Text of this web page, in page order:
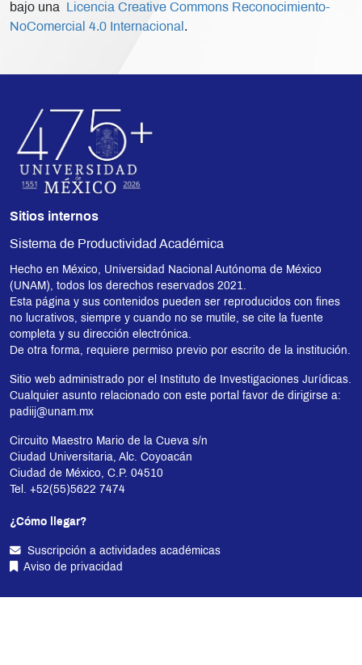
bajo una
Licencia Creative Commons Reconocimiento-
NoComercial 4.0 Internacional .
Sitios internos
Sistema de Productividad Académica
Hecho en México, Universidad Nacional Autónoma de México
(UNAM), todos los derechos reservados 2021.
Esta página y sus contenidos pueden ser reproducidos con fines
no lucrativos, siempre y cuando no se mutile, se cite la fuente
completa y su dirección electrónica.
De otra forma, requiere permiso previo por escrito de la institución.
Sitio web administrado por el Instituto de Investigaciones Jurídicas.
Cualquier asunto relacionado con este portal favor de dirigirse a:
padiij@unam.mx
Circuito Maestro Mario de la Cueva s/n
Ciudad Universitaria, Alc. Coyoacán
Ciudad de México, C.P. 04510
Tel. +52(55)5622 7474
¿Cómo llegar?
Suscripción a actividades académicas
Aviso de privacidad